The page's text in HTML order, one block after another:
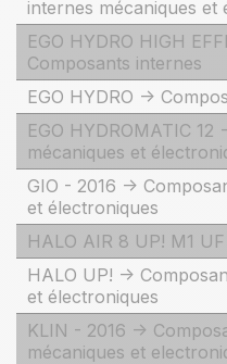
internes mécaniques et
EGO HYDRO HIGH
Composants internes
EGO HYDRO ->
EGO HYDROMATIC
mécaniques et
GIO - 2016 ->
et électroniques
HALO AIR 8 UP! M1
HALO UP! ->
et électroniques
KLIN - 2016 ->
mécaniques et